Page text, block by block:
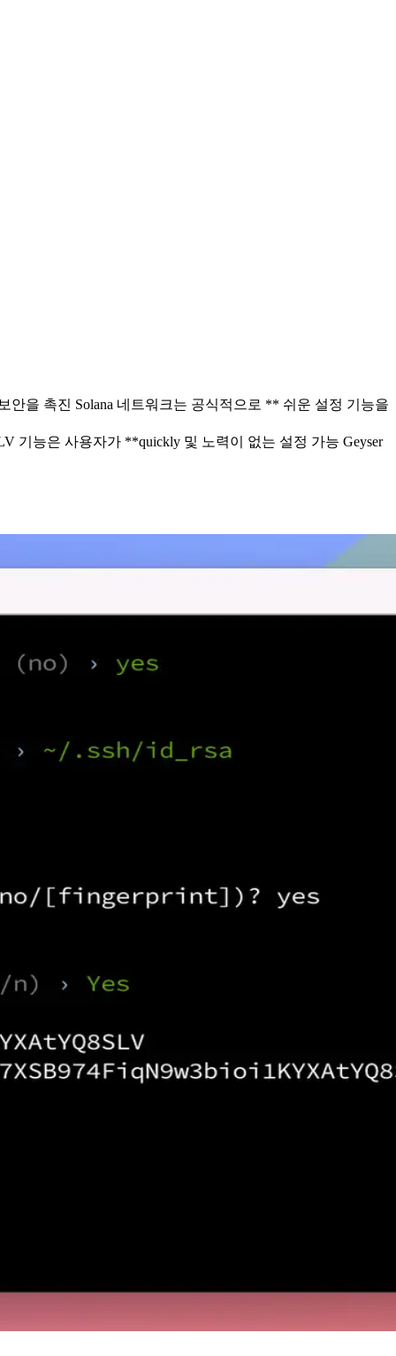
안을 촉진 Solana 네트워크는 공식적으로 ** 쉬운 설정 기능을
기능은 사용자가 **quickly 및 노력이 없는 설정 가능 Geyser